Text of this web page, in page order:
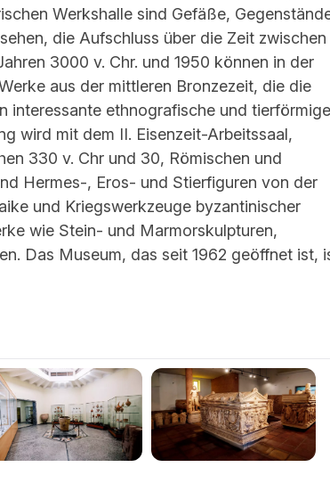
Werkshalle sind Gefäße,
die Aufschluss über die Zeit zwischen
3000 v. Chr. und 1950 können in der
aus der mittleren Bronzezeit, die die
interessante ethnografische und tierförmige
wird mit dem II. Eisenzeit-Arbeitssaal,
330 v. Chr und 30, Römischen und
Hermes-, Eros- und Stierfiguren von der
und Kriegswerkzeuge byzantinischer
wie Stein- und Marmorskulpturen,
Das Museum, das seit 1962 geöffnet ist,